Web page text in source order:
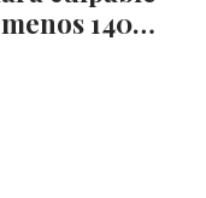
140…